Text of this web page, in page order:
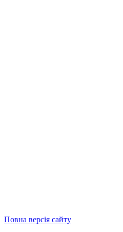
Повна версія сайту